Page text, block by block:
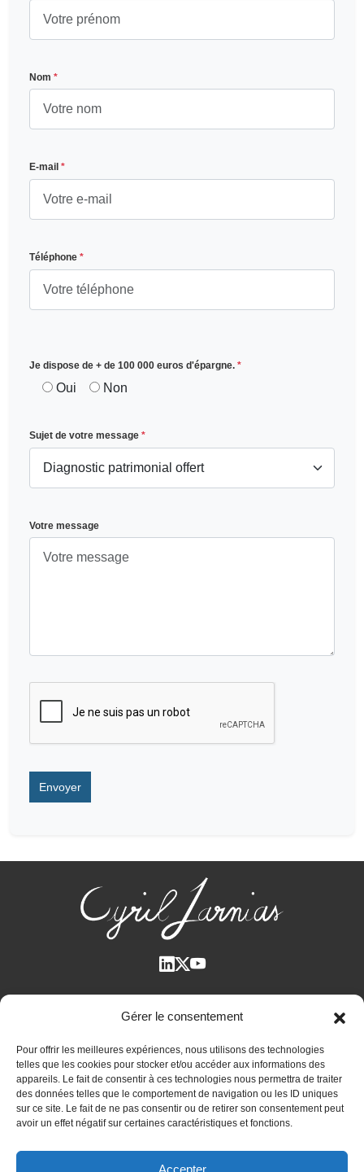
Gérer le consentement
Pour offrir les meilleures expériences, nous utilisons des technologies
telles que les cookies pour stocker et/ou accéder aux informations des
appareils. Le fait de consentir à ces technologies nous permettra de traiter
des données telles que le comportement de navigation ou les ID uniques
sur ce site. Le fait de ne pas consentir ou de retirer son consentement peut
avoir un effet négatif sur certaines caractéristiques et fonctions.
Accepter
Nom *
E-mail *
Téléphone *
Je dispose de + de 100 000 euros d'épargne. *
Oui Non
Sujet de votre message *
Votre message
Plan des articles
Cyril Jarnias dans la Presse
Contactez-moi
Immobilier international